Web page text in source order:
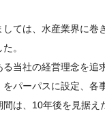
ては、水産業界に巻
。
当社の経営理念を追
パーパスに設定、各
は、10年後を見据え